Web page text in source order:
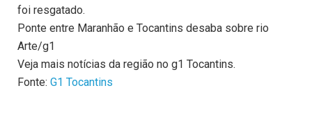
foi resgatado.
Ponte entre Maranhão e Tocantins desaba sobre rio
Arte/g1
Veja mais notícias da região no g1 Tocantins.
Fonte: G1 Tocantins